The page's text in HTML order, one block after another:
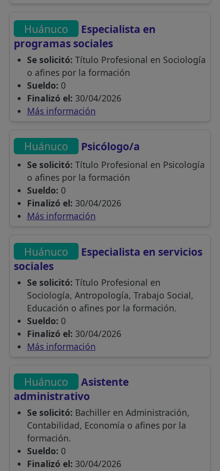
Huánuco
Especialista en
programas sociales
Se solicitó: Título Profesional en Sociología
o afines por la formación
Sueldo: 0
Finalizó el: 30/04/2026
Más información
Huánuco Psicólogo/a
Se solicitó: Título Profesional en Psicología
o afines por la formación
Sueldo: 0
Finalizó el: 30/04/2026
Más información
Huánuco
Especialista en servicios
sociales
Se solicitó: Título Profesional en
Sociología, Antropología, Trabajo Social,
Educación o afines por la formación.
Sueldo: 0
Finalizó el: 30/04/2026
Más información
Huánuco
Asistente
administrativo
Se solicitó: Bachiller en Administración,
Contabilidad, Economía o afines por la
formación.
Sueldo: 0
Finalizó el: 30/04/2026